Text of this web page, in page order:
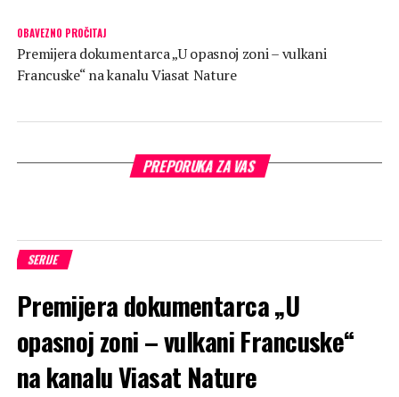
OBAVEZNO PROČITAJ
Premijera dokumentarca „U opasnoj zoni – vulkani
Francuske“ na kanalu Viasat Nature
PREPORUKA ZA VAS
SERIJE
Premijera dokumentarca „U
opasnoj zoni – vulkani Francuske“
na kanalu Viasat Nature